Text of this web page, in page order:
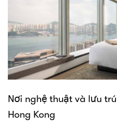
Nơi nghệ thuật và lưu
Hong Kong